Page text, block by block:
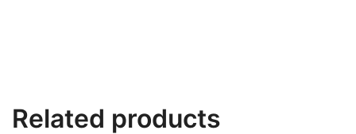
Related products